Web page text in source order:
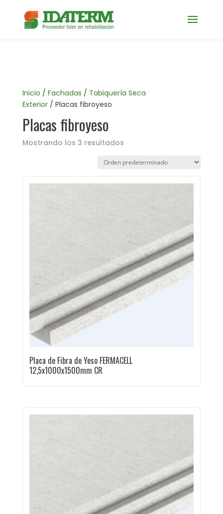
Inicio / Fachadas / Tabiquería Seca
Exterior/ Placas fibroyeso
Placas fibroyeso
Mostrando los 3 resultados
Placa de Fibra de Yeso FERMACELL
12,5x1000x1500mm CR